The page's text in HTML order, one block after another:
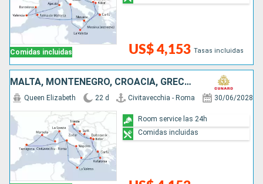
Comidas incluidas US$ 4,153 Tasas incluidas
MALTA, MONTENEGRO, CROACIA, GRECIA, ITALIA, ESPAÑA, FRANCIA
Queen Elizabeth 22 d Civitavecchia - Roma 30/06/2028
Room service las 24h
Comidas incluidas